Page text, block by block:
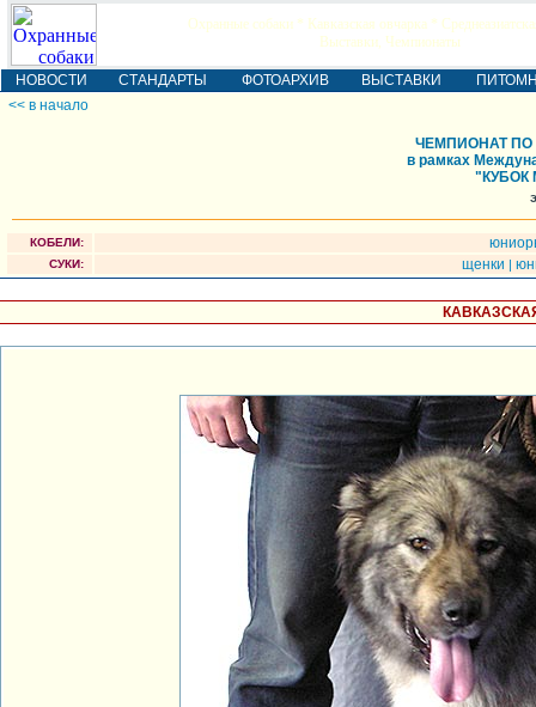
Охранные собаки * Кавказская овчарка *
Выставки, Чемпионаты
НОВОСТИ СТАНДАРТЫ ФОТОАРХИВ ВЫСТАВКИ
<< в начало
ЧЕМПИОНАТ ПО
в рамках
"КУБОК
КОБЕЛИ:
СУКИ: щенки |